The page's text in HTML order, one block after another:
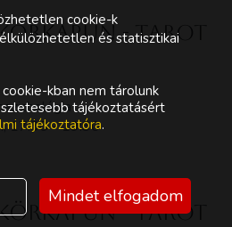
- Tarot
17:30 - 19:30
- Tarot
cookie-k
és statisztikai
kban nem tárolunk
tájékoztatásért
tájékoztatóra.
Mindet elfogadom